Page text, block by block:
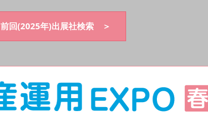
前回(2025年)出展社検索 ＞